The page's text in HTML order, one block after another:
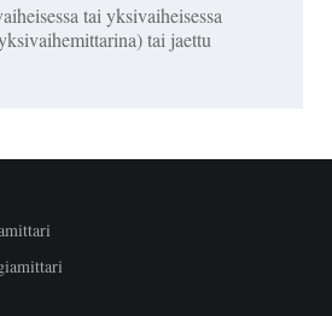
tai yksivaiheisessa
tai jaettu